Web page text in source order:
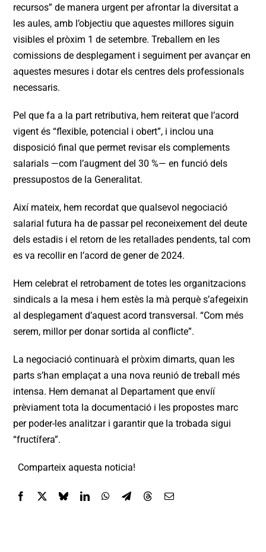
recursos” de manera urgent per afrontar la diversitat a
les aules, amb l’objectiu que aquestes millores siguin
visibles el pròxim 1 de setembre. Treballem en les
comissions de desplegament i seguiment per avançar en
aquestes mesures i dotar els centres dels professionals
necessaris.
Pel que fa a la part retributiva, hem reiterat que l’acord
vigent és “flexible, potencial i obert”, i inclou una
disposició final que permet revisar els complements
salarials —com l’augment del 30 %— en funció dels
pressupostos de la Generalitat.
Així mateix, hem recordat que qualsevol negociació
salarial futura ha de passar pel reconeixement del deute
dels estadis i el retorn de les retallades pendents, tal com
es va recollir en l’acord de gener de 2024.
Hem celebrat el retrobament de totes les organitzacions
sindicals a la mesa i hem estès la mà perquè s’afegeixin
al desplegament d’aquest acord transversal. “Com més
serem, millor per donar sortida al conflicte”.
La negociació continuarà el pròxim dimarts, quan les
parts s’han emplaçat a una nova reunió de treball més
intensa. Hem demanat al Departament que enviï
prèviament tota la documentació i les propostes marc
per poder-les analitzar i garantir que la trobada sigui
“fructífera”.
Comparteix aquesta noticia!